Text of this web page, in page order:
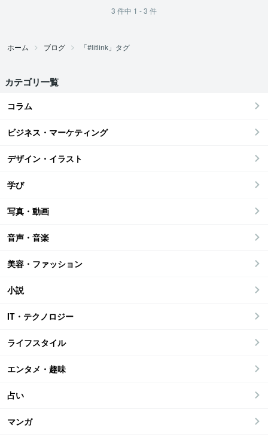
3 件中 1 - 3 件
ホーム ブログ 「#litlink」タグ
カテゴリ一覧
コラム
ビジネス・マーケティング
デザイン・イラスト
学び
写真・動画
音声・音楽
美容・ファッション
小説
IT・テクノロジー
ライフスタイル
エンタメ・趣味
占い
マンガ